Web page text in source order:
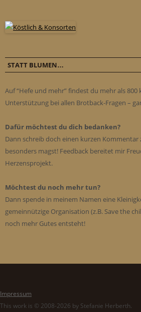
STATT BLUMEN…
Auf “Hefe und mehr” findest du mehr als 800
Unterstützung bei allen Brotback-Fragen –
Dafür möchtest du dich bedanken?
Dann schreib doch einen kurzen Kommentar
besonders magst! Feedback bereitet mir
Herzensprojekt.
Möchtest du noch mehr tun?
Dann spende in meinem Namen eine
gemeinnützige Organisation (z.B. Save the
noch mehr Gutes entsteht!
Impressum
This work is © 2008-2026 by Stefanie Herberth.